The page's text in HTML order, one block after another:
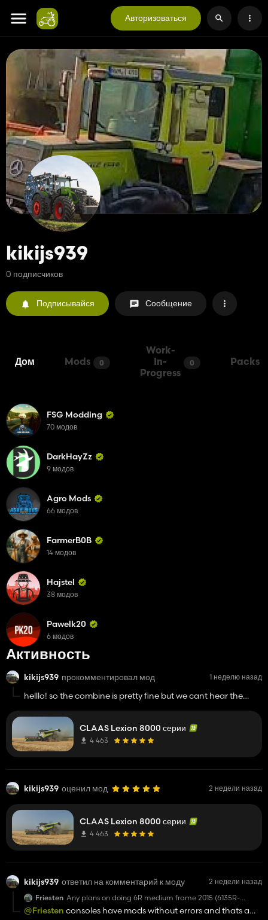
Авторизоваться
kikijs939
0 подписчиков
Подписывайся Сообщение
Дом Mods 0
Work-
In-
Progress
0 Packs
Активность
kikijs939 прокомментировал мод 1 неделю назад
helllo! so the combine is pretty fine but we cant hear the
some costum horn?
CLAAS Lexion 8000 серии
4 463
kikijs939 оценил мод 2 недели назад
CLAAS Lexion 8000 серии
4 463
kikijs939 ответил на комментарий к моду
2 недели назад
Friesten Any plans on doing 6R medium frame 2015 (6135R-
6145R-6155R)? Great mod btw
@Friesten consoles have mods without errors and thats a
FSG Modding
70 модов
DarkHayZz
9 модов
Agro Mods
66 модов
FarmerB0B
14 модов
Hajstel
38 модов
Pawelk20
6 модов